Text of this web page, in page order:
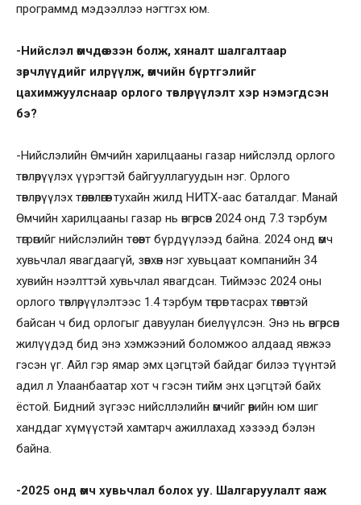
программд мэдээллээ нэгтгэх юм.
-Нийслэл өмчдөө эзэн болж, хяналт шалгалтаар
зөрчлүүдийг илрүүлж, өмчийн бүртгэлийг
цахимжуулснаар орлого төвлөрүүлэлт хэр нэмэгдсэн
бэ?
-Нийслэлийн Өмчийн харилцааны газар нийслэлд орлого
төвлөрүүлэх үүрэгтэй байгууллагуудын нэг. Орлого
төвлөрүүлэх төлөвлөгөөг тухайн жилд НИТХ-аас баталдаг. Манай
Өмчийн харилцааны газар нь өнгөрсөн 2024 онд 7.3 тэрбум
төгрөгийг нийслэлийн төсөвт бүрдүүлээд байна. 2024 онд өмч
хувьчлал явагдаагүй, зөвхөн нэг хувьцаат компанийн 34
хувийн нээлттэй хувьчлал явагдсан. Тиймээс 2024 оны
орлого төвлөрүүлэлтээс 1.4 тэрбум төгрөг тасрах төлөвтэй
байсан ч бид орлогыг давуулан биелүүлсэн. Энэ нь өнгөрсөн
жилүүдэд бид энэ хэмжээний боломжоо алдаад явжээ
гэсэн үг. Айл гэр ямар эмх цэгцтэй байдаг билээ түүнтэй
адил л Улаанбаатар хот ч гэсэн тийм энх цэгцтэй байх
ёстой. Бидний зүгээс нийсллэлийн өмчийг өөрийн юм шиг
ханддаг хүмүүстэй хамтарч ажиллахад хэзээд бэлэн
байна.
-2025 онд өмч хувьчлал болох уу. Шалгаруулалт яаж